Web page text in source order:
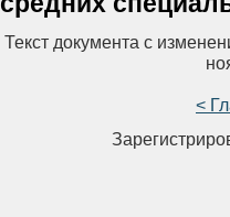
Текст документа с
<